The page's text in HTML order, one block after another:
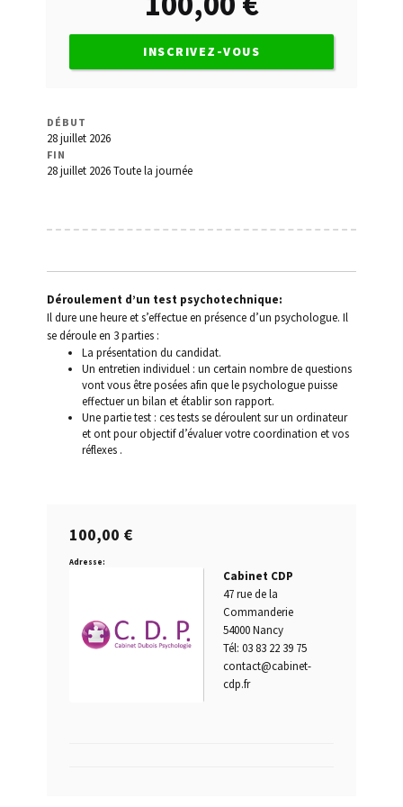
Conduite sans permis
Déroulement d’un test psychotechnique
Invalidation du permis
Médecins agréés
Mon Compte
Panier
Permis à points
Permis blanc
Permis probatoire
Quand passer un test psychotechnique ?
Questions fréquentes
Qui est concerné par les tests psychotechniques ?
INSCRIVEZ-VOUS
DÉBUT
28 juillet 2026
FIN
28 juillet 2026Toute la journée
Déroulement d’un test psychotechnique:
Il dure une heure et s’effectue en présence d’un psychologue. Il
se déroule en 3 parties :
La présentation du candidat.
Un entretien individuel : un certain nombre de questions
vont vous être posées afin que le psychologue puisse
effectuer un bilan et établir son rapport.
Une partie test : ces tests se déroulent sur un ordinateur
et ont pour objectif d’évaluer votre coordination et vos
réflexes .
100,00 €
Adresse:
Cabinet CDP
47 rue de la
Commanderie
54000 Nancy
Tél: 03 83 22 39 75
contact@cabinet-
cdp.fr